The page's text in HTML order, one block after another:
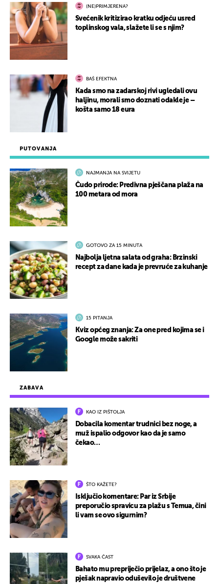
ZABAVA
KAO IZ PIŠTOLJA
Dobacila komentar trudnici bez noge, a
muž ispalio odgovor kao da je samo
čekao…
ŠTO KAŽETE?
Isključio komentare: Par iz Srbije
preporučio spravicu za plažu s Temua, čini
li vam se ovo sigurnim?
SVAKA ČAST
Bahato mu prepriječio prijelaz, a ono što je
pješak napravio oduševilo je društvene
PUTOVANJA
NAJMANJA NA SVIJETU
Čudo prirode: Predivna pješčana plaža na
100 metara od mora
GOTOVO ZA 15 MINUTA
Najbolja ljetna salata od graha: Brzinski
recept za dane kada je prevruće za kuhanje
15 PITANJA
Kviz općeg znanja: Za one pred kojima se i
Google može sakriti
(NE)PRIMJERENA?
Svećenik kritizirao kratku odjeću usred
toplinskog vala, slažete li se s njim?
BAŠ EFEKTNA
Kada smo na zadarskoj rivi ugledali ovu
haljinu, morali smo doznati odakle je –
košta samo 18 eura